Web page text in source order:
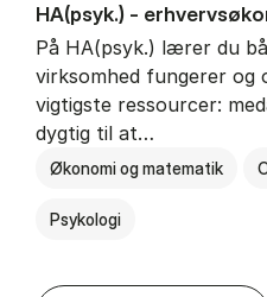
HA(psyk.) -
På HA(psyk.) lærer du
virksomhed fungerer og
vigtigste ressourcer:
dygtig til at…
Økonomi og matematik
Psykologi